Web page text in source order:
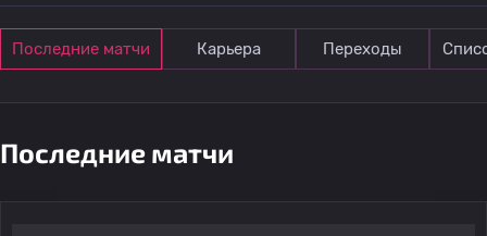
Последние матчи Карьера Переходы
Последние матчи